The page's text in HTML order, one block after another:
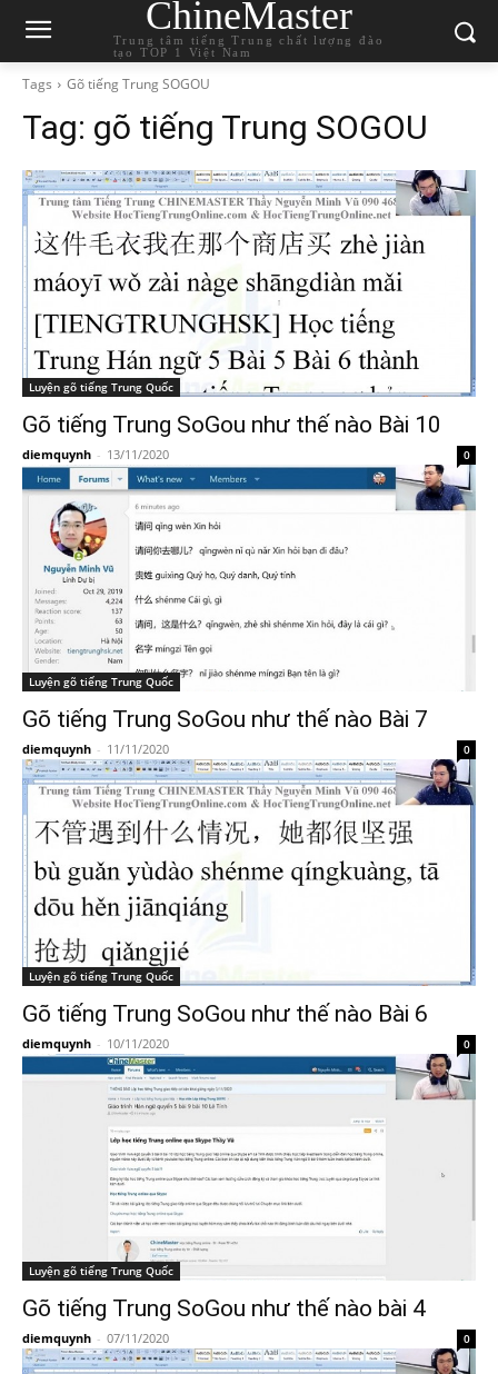
ChineMaster
Trung tâm tiếng Trung chất lượng đào
tạo TOP 1 Việt Nam
Tags Gõ tiếng Trung SOGOU
Tag: gõ tiếng Trung SOGOU
Luyện gõ tiếng Trung Quốc
Gõ tiếng Trung SoGou như thế nào Bài 10
diemquynh - 13/11/2020 0
Luyện gõ tiếng Trung Quốc
Gõ tiếng Trung SoGou như thế nào Bài 7
diemquynh - 11/11/2020 0
Luyện gõ tiếng Trung Quốc
Gõ tiếng Trung SoGou như thế nào Bài 6
diemquynh - 10/11/2020 0
Luyện gõ tiếng Trung Quốc
Gõ tiếng Trung SoGou như thế nào bài 4
diemquynh - 07/11/2020 0